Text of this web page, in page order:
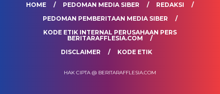
HOME PEDOMAN MEDIA SIBER
REDAKSI
PEDOMAN PEMBERITAAN MEDIA SIBER
KODE ETIK INTERNAL PERUSAHAAN PERS
BERITARAFFLESIA.COM
DISCLAIMER
KODE ETIK
HAK CIPTA @ BERITARAFFLESIA.COM